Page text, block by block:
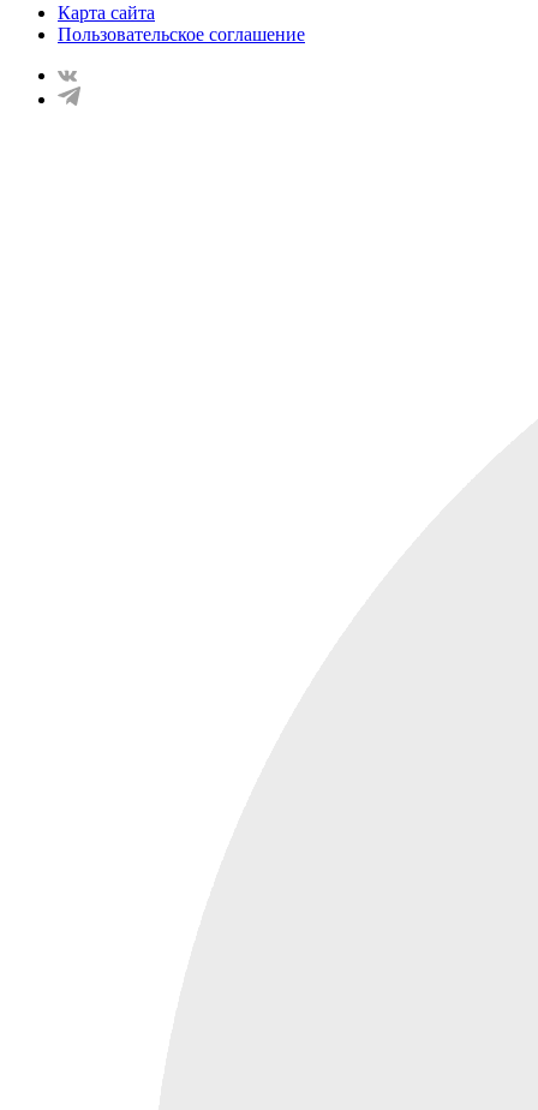
Карта сайта
Пользовательское соглашение